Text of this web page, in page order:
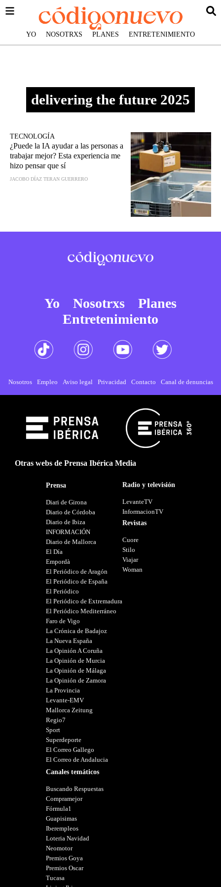
YO NOSOTRXS PLANES ENTRETENIMIENTO
delivering the future 2025
TECNOLOGÍA
¿Puede la IA ayudar a las personas a
trabajar mejor? Esta experiencia me
hizo pensar que sí
JACOBO DÍAZ TERAN GUERRERO
Yo Nosotrxs
Planes
Entretenimiento
Nosotros Empleo Aviso legal Privacidad Contacto Canal de denuncias
Otras webs de Prensa Ibérica Media
Prensa
Diari de Girona
Diario de Córdoba
Diario de Ibiza
INFORMACIÓN
Diario de Mallorca
El Día
Empordà
El Periódico de Aragón
El Periódico de España
El Periódico
El Periódico de Extremadura
El Periódico Mediterráneo
Faro de Vigo
La Crónica de Badajoz
La Nueva España
La Opinión A Coruña
La Opinión de Murcia
La Opinión de Málaga
La Opinión de Zamora
La Provincia
Levante-EMV
Mallorca Zeitung
Regio7
Sport
Superdeporte
El Correo Gallego
El Correo de Andalucia
Canales temáticos
Buscando Respuestas
Compramejor
Fórmula1
Guapisimas
Iberempleos
Loteria Navidad
Neomotor
Premios Goya
Premios Oscar
Tucasa
Radio y televisión
LevanteTV
InformacionTV
Revistas
Cuore
Stilo
Viajar
Woman